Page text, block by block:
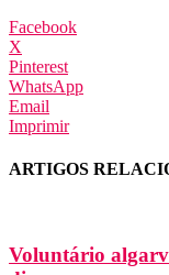
Facebook
X
Pinterest
WhatsApp
Email
Imprimir
ARTIGOS
Voluntário